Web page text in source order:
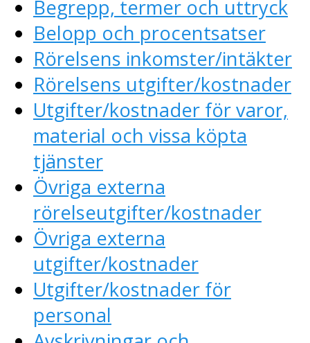
Begrepp, termer och uttryck
Belopp och procentsatser
Rörelsens inkomster/intäkter
Rörelsens utgifter/kostnader
Utgifter/kostnader för varor,
material och vissa köpta
tjänster
Övriga externa
rörelseutgifter/kostnader
Övriga externa
utgifter/kostnader
Utgifter/kostnader för
personal